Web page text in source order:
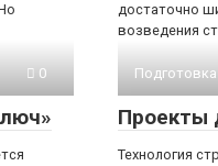
достаточно
возведения
0
Проекты
Технология